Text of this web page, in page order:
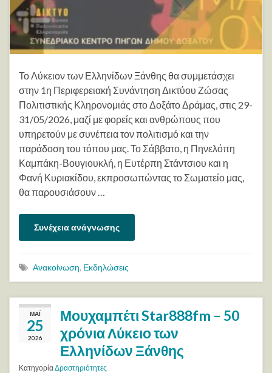
Το Λύκειον των Ελληνίδων Ξάνθης θα συμμετάσχει
στην 1η Περιφερειακή Συνάντηση Δικτύου Ζώσας
Πολιτιστικής Κληρονομιάς στο Δοξάτο Δράμας, στις 29-
31/05/2026, μαζί με φορείς και ανθρώπους που
υπηρετούν με συνέπεια τον πολιτισμό και την
παράδοση του τόπου μας. Το Σάββατο, η Πηνελόπη
Καμπάκη-Βουγιουκλή, η Ευτέρπη Στάντσιου και η
Φανή Κυριακίδου, εκπροσωπώντας το Σωματείο μας,
θα παρουσιάσουν …
Συνέχεια ανάγνωσης
Ανακοίνωση, Εκδηλώσεις
ΜΆΙ
25
2026
Μουχαμπέτι Star888fm – 50
χρόνια Λύκειο των
Ελληνίδων Ξάνθης
ΚατηγορίαΔραστηριότητες